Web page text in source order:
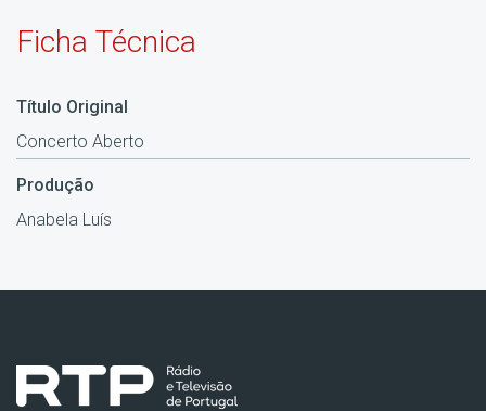
Ficha Técnica
Título Original
Concerto Aberto
Produção
Anabela Luís